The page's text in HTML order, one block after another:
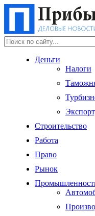
Деньги
Налоги
Строительство
Работа
Право
Рынок